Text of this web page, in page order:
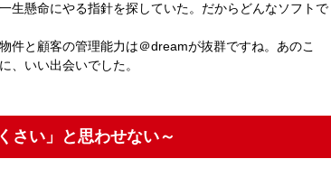
生懸命にやる指針を探していた。だからどんなソフトで
件と顧客の管理能力は＠dreamが抜群ですね。あのこ
、いい出会いでした。
い」と思わせない～